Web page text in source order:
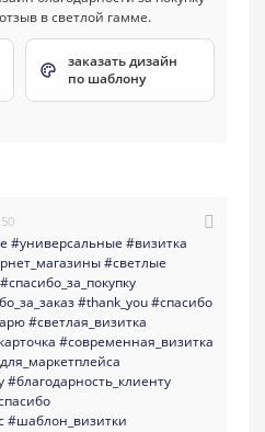
заказать дизайн
по шаблону
#универсальные #визитка
#светлые
#спасибо_за_покупку
#thank_you#спасибо
#светлая_визитка
#современная_визитка
#благодарность_клиенту
#шаблон_визитки